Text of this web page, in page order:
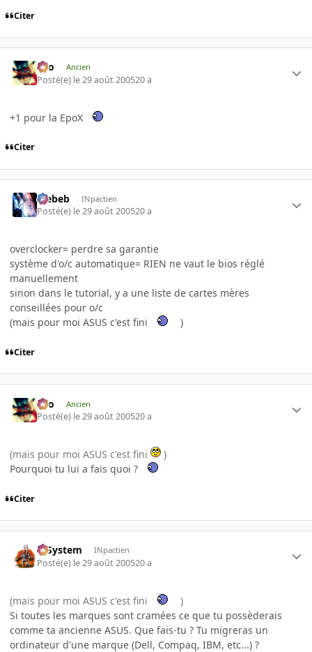
Citer
eYo Ancien
Posté(e) le 29 août 200520 a
+1 pour la EpoX
Citer
Trebeb INpactien
Posté(e) le 29 août 200520 a
overclocker= perdre sa garantie
système d'o/c automatique= RIEN ne vaut le bios réglé
manuellement
sinon dans le tutorial, y a une liste de cartes mères
conseillées pour o/c
(mais pour moi ASUS c'est fini
)
Citer
eYo Ancien
Posté(e) le 29 août 200520 a
(mais pour moi ASUS c'est fini
)
Pourquoi tu lui a fais quoi ?
Citer
X-System INpactien
Posté(e) le 29 août 200520 a
(mais pour moi ASUS c'est fini
)
Si toutes les marques sont cramées ce que tu possèderais
comme ta ancienne ASUS. Que fais-tu ? Tu migreras un
ordinateur d'une marque (Dell, Compaq, IBM, etc...) ?